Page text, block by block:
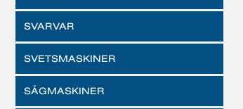
SVARVAR
SVETSMASKINER
SÅGMASKINER